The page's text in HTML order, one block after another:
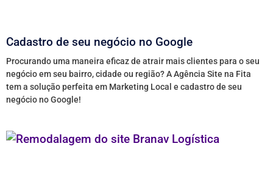
Cadastro de seu negócio no Google
Procurando uma maneira eficaz de atrair mais clientes para o seu
negócio em seu bairro, cidade ou região? A Agência Site na Fita
tem a solução perfeita em Marketing Local e cadastro de seu
negócio no Google!